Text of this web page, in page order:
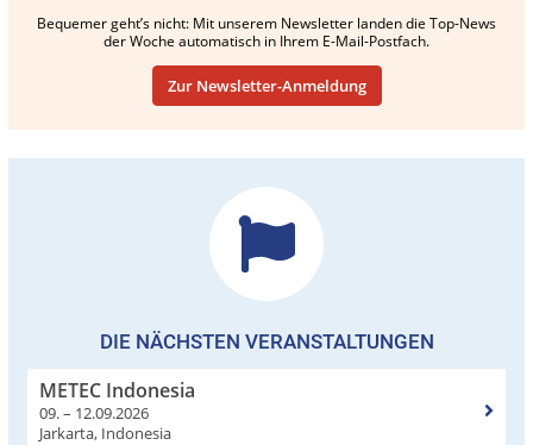
Bequemer geht’s nicht: Mit unserem Newsletter landen die Top-News
der Woche automatisch in Ihrem E-Mail-Postfach.
Zur Newsletter-Anmeldung
DIE NÄCHSTEN VERANSTALTUNGEN
METEC Indonesia
09. – 12.09.2026
Jarkarta, Indonesia